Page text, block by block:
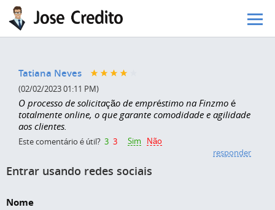
Pular para o conteúdo principal
Tatiana Neves
(02/02/2023 01:11 PM)
O processo de solicitação de empréstimo na Finzmo é
totalmente online, o que garante comodidade e agilidade
aos clientes.
Este comentário é útil? 3 3 Sim
Não
responder
Entrar usando redes sociais
Nome